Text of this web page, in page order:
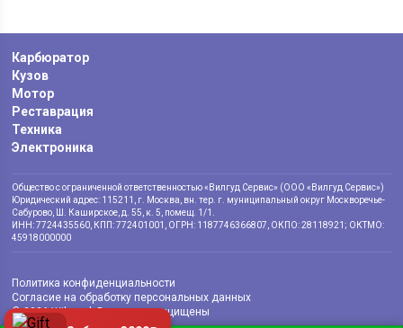
Карбюратор
Кузов
Мотор
Реставрация
Техника
Электроника
Общество с ограниченной ответственностью «Вилгуд Сервис» (ООО «Вилгуд Сервис»)
Юридический адрес: 115211, г. Москва, вн. тер. г. муниципальный округ Москворечье-
Сабурово, Ш. Каширское, д. 55, к. 5, помещ. 1/1.
ИНН: 7724435560, КПП: 772401001, ОГРН: 1187746366807, ОКПО: 28118921; ОКТМО:
45918000000
© 2026 Wilgood. Все права защищены
Политика конфиденциальности
Согласие на обработку персональных данных